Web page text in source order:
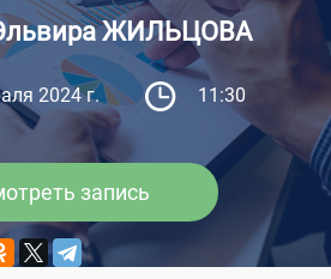
ЖИЛЬЦОВА
2024 г. 11:30
запись